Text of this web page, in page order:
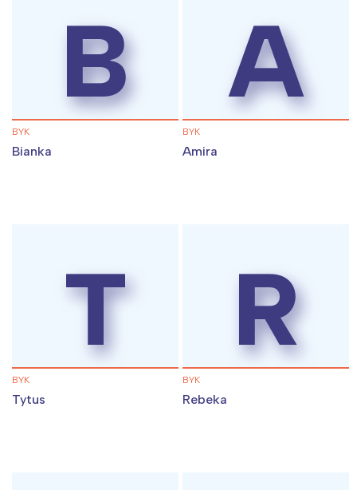
B
BYK
Bianka
A
BYK
Amira
T
BYK
Tytus
R
BYK
Rebeka